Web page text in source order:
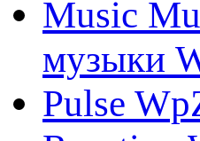
Music
музыки
Pulse